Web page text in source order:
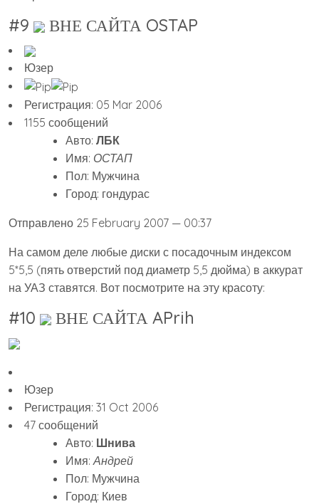
#9 ВНЕ САЙТА OSTAP
Юзер
Регистрация: 05 Mar 2006
1155 сообщений
Авто: ЛБК
Имя: ОСТАП
Пол: Мужчина
Город: гондурас
Отправлено 25 February 2007 — 00:37
На самом деле любые диски с посадочным индексом
5*5,5 (пять отверстий под диаметр 5,5 дюйма) в аккурат
на УАЗ ставятся. Вот посмотрите на эту красоту:
#10 ВНЕ САЙТА APrih
Юзер
Регистрация: 31 Oct 2006
47 сообщений
Авто: Шнива
Имя: Андрей
Пол: Мужчина
Город: Киев